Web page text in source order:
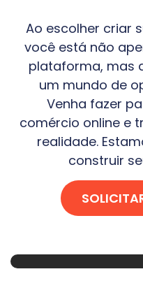
Ao escolher criar
você está não
plataforma, mas
um mundo de
Venha fazer
comércio online e
realidade.
construir